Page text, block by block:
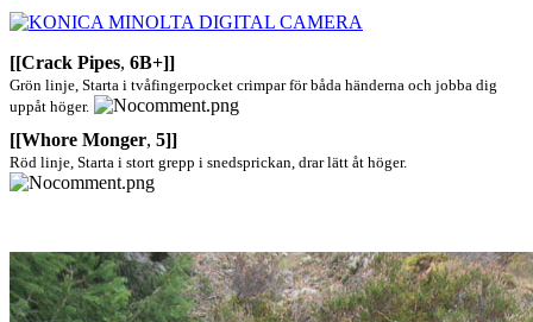
[[Crack Pipes, 6B+]]
Grön linje, Starta i tvåfingerpocket crimpar för båda händerna och jobba dig
uppåt höger.
[[Whore Monger, 5]]
Röd linje, Starta i stort grepp i snedsprickan, drar lätt åt höger.